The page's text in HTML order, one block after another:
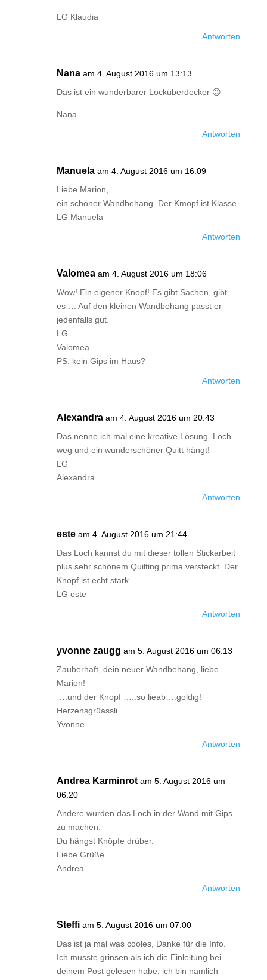
LG Klaudia
Antworten
Nana am 4. August 2016 um 13:13
Das ist ein wunderbarer Locküberdecker 😉
Nana
Antworten
Manuela am 4. August 2016 um 16:09
Liebe Marion,
ein schöner Wandbehang. Der Kmopf ist Klasse.
LG Manuela
Antworten
Valomea am 4. August 2016 um 18:06
Wow! Ein eigener Knopf! Es gibt Sachen, gibt
es…. Auf den kleinen Wandbehang passt er
jedenfalls gut.
LG
Valomea
PS: kein Gips im Haus?
Antworten
Alexandra am 4. August 2016 um 20:43
Das nenne ich mal eine kreative Lösung. Loch
weg und ein wunderschöner Quitt hängt!
LG
Alexandra
Antworten
este am 4. August 2016 um 21:44
Das Loch kannst du mit dieser tollen Stickarbeit
plus sehr schönem Quilting prima versteckt. Der
Knopf ist echt stark.
LG este
Antworten
yvonne zaugg am 5. August 2016 um 06:13
Zauberhaft, dein neuer Wandbehang, liebe
Marion!
….und der Knopf …..so lieab….goldig!
Herzensgrüassli
Yvonne
Antworten
Andrea Karminrot am 5. August 2016 um
06:20
Andere würden das Loch in der Wand mit Gips
zu machen.
Du hängst Knöpfe drüber.
Liebe Grüße
Andrea
Antworten
Steffi am 5. August 2016 um 07:00
Das ist ja mal was cooles, Danke für die Info.
Ich musste grinsen als ich die Einleitung bei
deinem Post gelesen habe, ich bin nämlich